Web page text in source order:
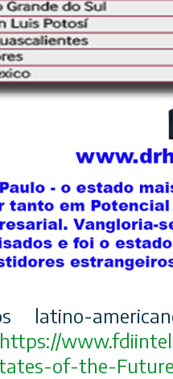
latino-
https://
-of-the-